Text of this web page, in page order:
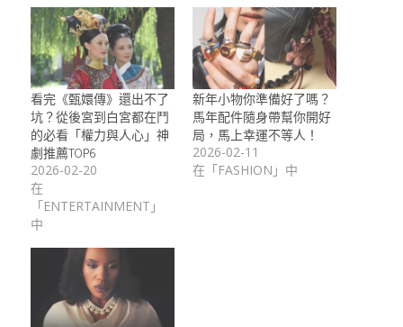
看完《甄嬛傳》還出不了
坑？從後宮到白宮都在鬥
的必看「權力與人心」神
劇推薦TOP6
2026-02-20
在
「ENTERTAINMENT」
中
新年小物你準備好了嗎？
馬年配件隨身帶幫你開好
局，馬上幸運不等人！
2026-02-11
在「FASHION」中